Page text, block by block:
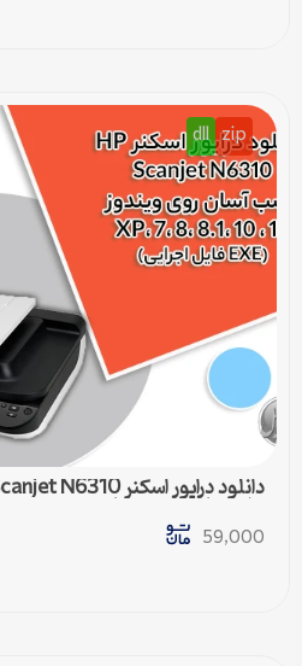
zip
dll
برای تمامی ویندوزها
59,000